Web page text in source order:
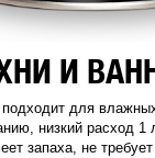
И
подходит для
низкий расход 1
запаха, не требует